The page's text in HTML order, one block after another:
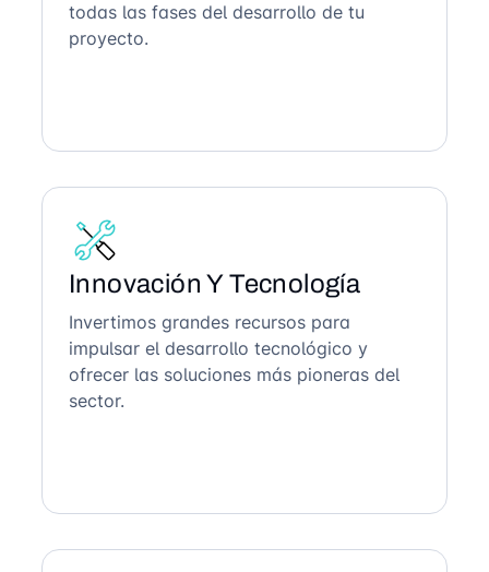
todas las fases del desarrollo de tu
proyecto.
Innovación Y Tecnología
Invertimos grandes recursos para
impulsar el desarrollo tecnológico y
ofrecer las soluciones más pioneras del
sector.